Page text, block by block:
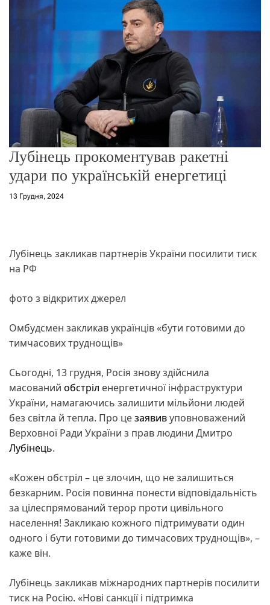
Лубінець прокоментував ракетні
удари по українській енергетиці
13 Грудня, 2024
Лубінець закликав партнерів України посилити тиск
на РФ
фото з відкритих джерел
Омбудсмен закликав українців «бути готовими до
тимчасових труднощів»
Сьогодні, 13 грудня, Росія знову здійснила
масований обстріл енергетичної інфраструктури
України, намагаючись залишити мільйони людей
без світла й тепла. Про цезаявивуповноважений
Верховної Ради України з прав людини Дмитро
Лубінець.
«Кожен обстріл – це злочин, що не залишиться
безкарним. Росія повинна понести відповідальність
за цілеспрямований терор проти цивільного
населення! Закликаю кожного підтримувати один
одного і бути готовими до тимчасових труднощів», –
каже він.
Лубінець закликав міжнародних партнерів посилити
тиск на Росію. «Нові санкції і підтримка